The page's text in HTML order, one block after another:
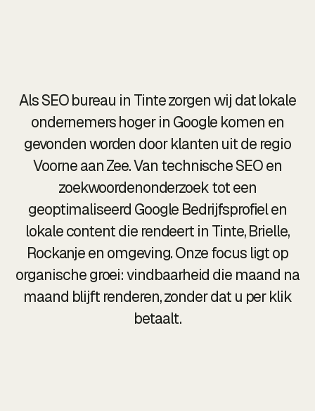
Als SEO bureau in Tinte zorgen wij dat lokale
ondernemers hoger in Google komen en
gevonden worden door klanten uit de regio
Voorne aan Zee. Van technische SEO en
zoekwoordenonderzoek tot een
geoptimaliseerd Google Bedrijfsprofiel en
lokale content die rendeert in Tinte, Brielle,
Rockanje en omgeving. Onze focus ligt op
organische groei: vindbaarheid die maand na
maand blijft renderen, zonder dat u per klik
betaalt.